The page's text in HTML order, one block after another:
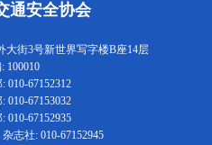
通安全协会
大街3号新世界写字楼B座14层
100010
010-67152312
010-67153032
010-67152935
志社: 010-67152945